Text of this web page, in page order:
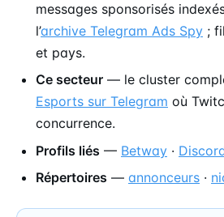
messages sponsorisés
l’archive Telegram Ads Spy ;
et pays.
Ce secteur — le cluster
Esports sur Telegram où
concurrence.
Profils liés — Betway ·
Répertoires — annonceurs ·